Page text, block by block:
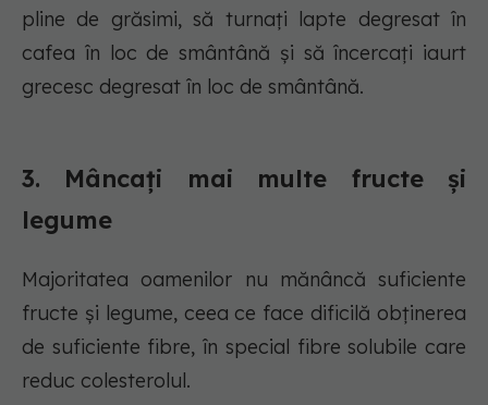
pline de grăsimi, să turnați lapte degresat în
cafea în loc de smântână și să încercați iaurt
grecesc degresat în loc de smântână.
3. Mâncați mai multe fructe și
legume
Majoritatea oamenilor nu mănâncă suficiente
fructe și legume, ceea ce face dificilă obținerea
de suficiente fibre, în special fibre solubile care
reduc colesterolul.